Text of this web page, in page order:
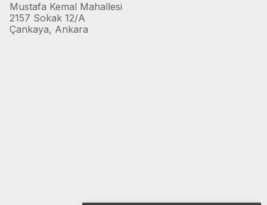
Mustafa Kemal Mahallesi
2157 Sokak 12/A
Çankaya, Ankara